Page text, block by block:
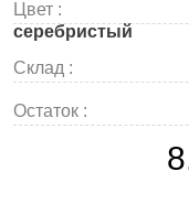
Цвет :
серебристый
Склад :
Остаток :